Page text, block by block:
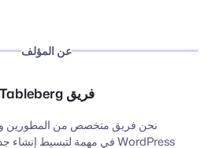
عن المؤلف
فريق Tableberg
نحن فريق متخصص من المطورين